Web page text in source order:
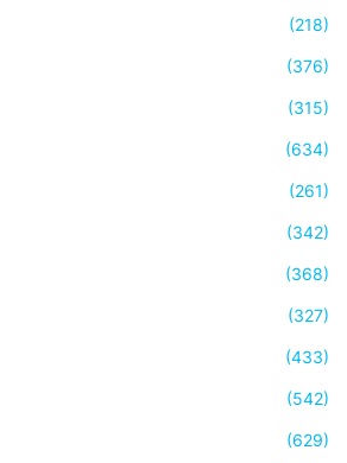
(218)
(376)
(315)
(634)
(261)
(342)
(368)
(327)
(433)
(542)
(629)